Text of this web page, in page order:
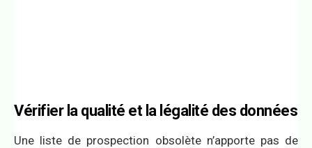
Vérifier la qualité et la légalité des données
Une liste de prospection obsolète n’apporte pas de